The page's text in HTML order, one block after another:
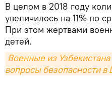
В целом в 2018 году
увеличилось на 11% по
При этом жертвами
детей.
Военные из
вопросы безопасности в